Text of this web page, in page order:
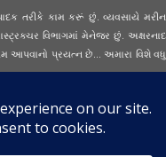
તરીકે કામ કરૂં છું. વ્યવસાયે મરીન
વિભાગમાં મેનેજર છું. અક્ષરનાદ
આપવાનો પ્રયત્ન છે... અમારા વિશે વધુ